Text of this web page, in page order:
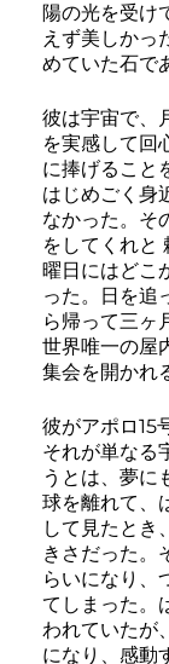
陽の光を受け
えず美しかっ
めていた石で
彼は宇宙で、
を実感して回
に捧げること
はじめごく身
なかった。そ
をしてくれと
曜日にはどこ
った。日を追
ら帰って三ヶ
世界唯一の屋
集会を開かれ
彼がアポロ15
それが単なる
うとは、夢に
球を離れて、
して見たとき
きさだった。
らいになり、
てしまった。
われていたが
になり、感動